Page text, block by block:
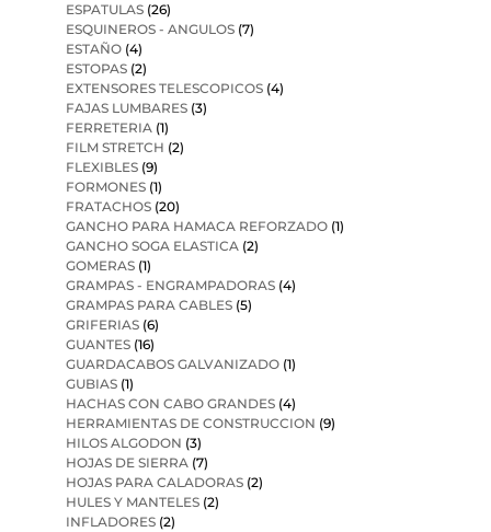
ESPATULAS (26)
ESQUINEROS - ANGULOS (7)
ESTAÑO (4)
ESTOPAS (2)
EXTENSORES TELESCOPICOS (4)
FAJAS LUMBARES (3)
FERRETERIA (1)
FILM STRETCH (2)
FLEXIBLES (9)
FORMONES (1)
FRATACHOS (20)
GANCHO PARA HAMACA REFORZADO (1)
GANCHO SOGA ELASTICA (2)
GOMERAS (1)
GRAMPAS - ENGRAMPADORAS (4)
GRAMPAS PARA CABLES (5)
GRIFERIAS (6)
GUANTES (16)
GUARDACABOS GALVANIZADO (1)
GUBIAS (1)
HACHAS CON CABO GRANDES (4)
HERRAMIENTAS DE CONSTRUCCION (9)
HILOS ALGODON (3)
HOJAS DE SIERRA (7)
HOJAS PARA CALADORAS (2)
HULES Y MANTELES (2)
INFLADORES (2)